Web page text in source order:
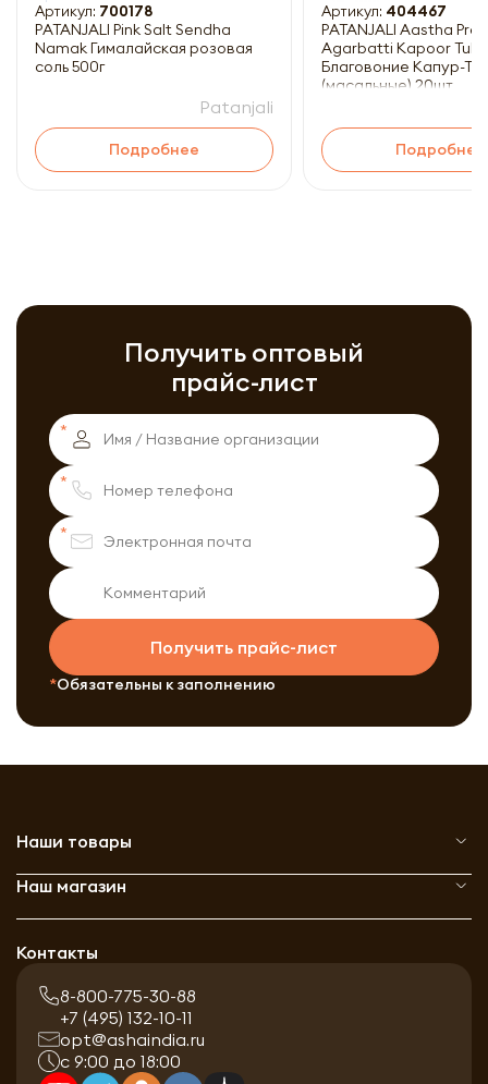
Артикул: 700178
PATANJALI Pink Salt Sendha
Namak Гималайская розовая
соль 500г
Patanjali
Подробнее
Артикул: 404467
PATANJALI Aastha
Agarbatti Kapoor Tulsi
Благовоние Капур-
(масальные) 20шт
Подробнее
Получить оптовый
прайс-лист
Получить прайс-лист
Обязательны к заполнению
Наши товары
Наш магазин
Контакты
8-800-775-30-88
+7 (495) 132-10-11
opt@ashaindia.ru
с 9:00 до 18:00